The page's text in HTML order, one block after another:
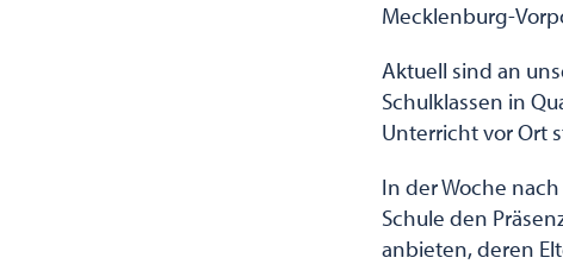
Mecklenburg-
Aktuell sind an
Schulklassen in
Unterricht vor Ort
In der Woche
Schule den
anbieten, deren